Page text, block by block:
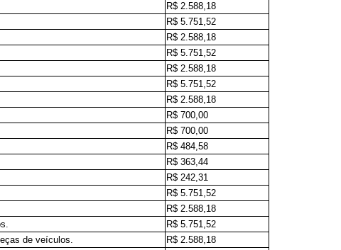
R$ 2.588,18
R$ 5.751,52
R$ 2.588,18
R$ 5.751,52
R$ 2.588,18
R$ 5.751,52
R$ 2.588,18
R$ 700,00
R$ 700,00
R$ 484,58
R$ 363,44
R$ 242,31
R$ 5.751,52
R$ 2.588,18
R$ 5.751,52
de veículos.
R$ 2.588,18